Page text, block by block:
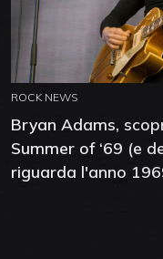
ROCK NEWS
Bryan Adams,
Summer of ‘69 (e
riguarda l'anno